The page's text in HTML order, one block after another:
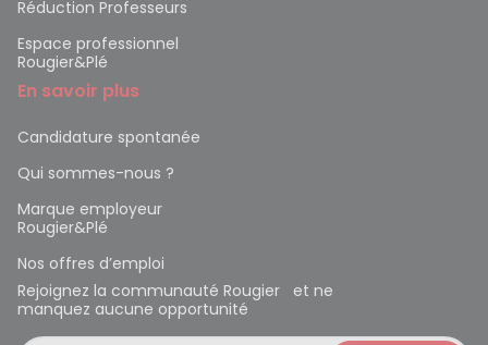
Réduction Professeurs
Espace professionnel
Rougier&Plé
En savoir plus
Candidature spontanée
Qui sommes-nous ?
Marque employeur
Rougier&Plé
Nos offres d’emploi
Rejoignez la communauté Rougier et ne
manquez aucune opportunité